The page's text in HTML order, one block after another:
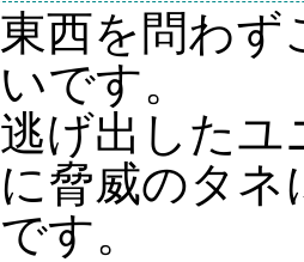
東西を問わず
いです。
逃げ出したユ
に脅威のタネ
です。